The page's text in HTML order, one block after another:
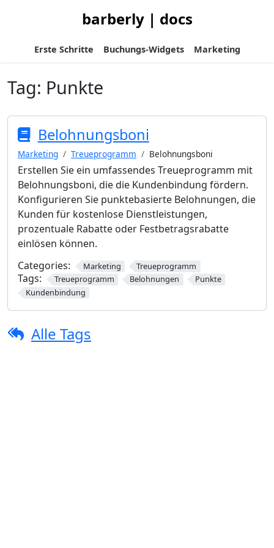
barberly | docs
Erste Schritte Buchungs-Widgets Marketing
Tag: Punkte
Belohnungsboni
Marketing Treueprogramm Belohnungsboni
Erstellen Sie ein umfassendes Treueprogramm mit
Belohnungsboni, die die Kundenbindung fördern.
Konfigurieren Sie punktebasierte Belohnungen, die
Kunden für kostenlose Dienstleistungen,
prozentuale Rabatte oder Festbetragsrabatte
einlösen können.
Categories:
Marketing Treueprogramm
Tags: Treueprogramm Belohnungen
Punkte
Kundenbindung
Alle Tags